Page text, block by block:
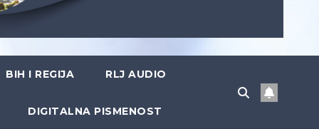
BIH I REGIJA RLJ AUDIO
DIGITALNA PISMENOST